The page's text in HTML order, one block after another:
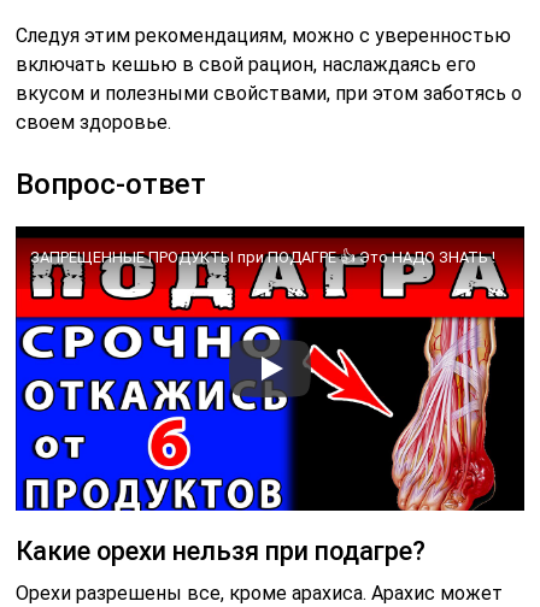
Следуя этим рекомендациям, можно с уверенностью
включать кешью в свой рацион, наслаждаясь его
вкусом и полезными свойствами, при этом заботясь о
своем здоровье.
Вопрос-ответ
ЗАПРЕЩЕННЫЕ ПРОДУКТЫ при ПОДАГРЕ 👍 Это НАДО ЗНАТЬ !
Какие орехи нельзя при подагре?
Орехи разрешены все, кроме арахиса. Арахис может